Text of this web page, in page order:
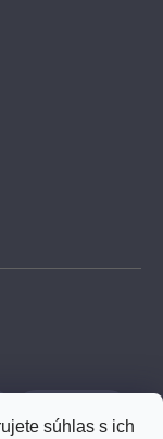
súhlas s ich